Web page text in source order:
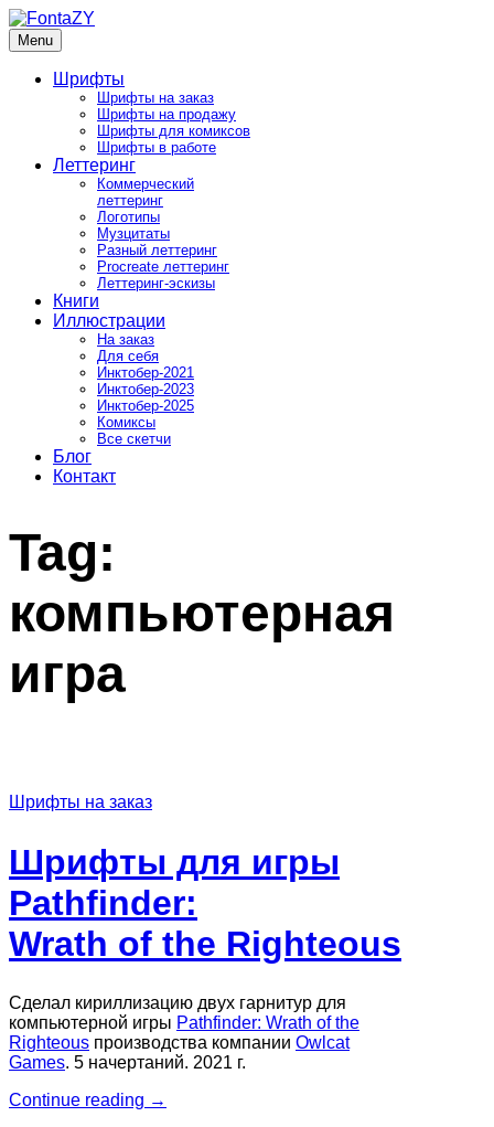
Skip
to
content
FontaZY
Fonts and pictures by Zakhar Yaschin
Menu
Шрифты
Шрифты на заказ
Шрифты на продажу
Шрифты для комиксов
Шрифты в работе
Леттеринг
Коммерческий
леттеринг
Логотипы
Музцитаты
Разный леттеринг
Procreate леттеринг
Леттеринг-эскизы
Книги
Иллюстрации
На заказ
Для себя
Инктобер-2021
Инктобер-2023
Инктобер-2025
Комиксы
Все скетчи
Блог
Контакт
Tag:
компьютерная
игра
Шрифты на заказ
Шрифты для игры
Pathfinder:
Wrath of the Righteous
Сделал кириллизацию двух гарнитур для
компьютерной игры Pathfinder: Wrath of the
Righteous производства компании Owlcat
Games. 5 начертаний. 2021 г.
Continue reading “Шрифты
→